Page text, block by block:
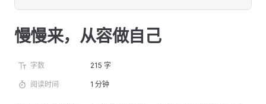
慢慢来，从容做自己
字数 215 字
阅读时间 1 分钟